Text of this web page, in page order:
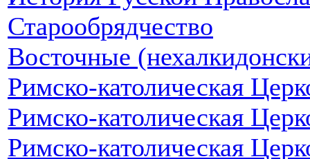
Старообрядчество
Восточные
Римско-католическая
Римско-католическая
Римско-католическая